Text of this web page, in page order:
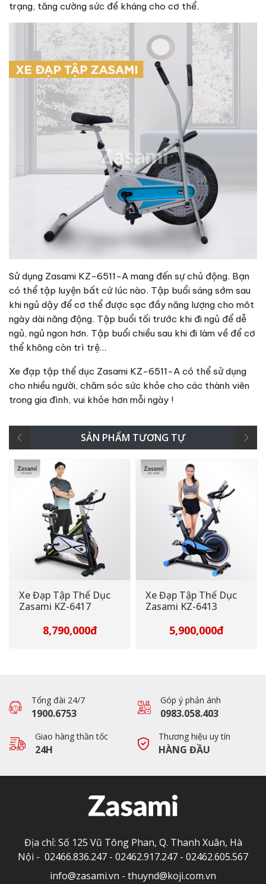
trạng, tăng cường sức đề kháng cho cơ thể.
Sử dụng Zasami KZ-6511-A mang đến sự chủ động. Bạn
có thể tập luyện bất cứ lúc nào. Tập buổi sáng sớm sau
khi ngủ dậy để cơ thể được sạc đầy năng lượng cho môt
ngày dài năng động. Tập buổi tối trước khi đi ngủ để dễ
ngủ, ngủ ngon hơn. Tập buổi chiều sau khi đi làm về để cơ
thể không còn trì trệ…
Xe đạp tập thể dục Zasami KZ-6511-A có thể sử dụng
cho nhiều người, chăm sóc sức khỏe cho các thành viên
trong gia đình, vui khỏe hơn mỗi ngày !
SẢN PHẨM TƯƠNG TỰ
Xe Đạp Tập Thể Dục
Zasami KZ-6417
8,790,000đ
Xe Đạp Tập Thể Dục
Zasami KZ-6413
5,900,000đ
Tổng đài 24/7
1900.6753
Góp ý phản ánh
0983.058.403
Giao hàng thần tốc
24H
Thương hiệu uy tín
HÀNG ĐẦU
Địa chỉ: Số 125 Vũ Tông Phan, Q. Thanh Xuân, Hà
Nội - 02466.836.247 - 02462.917.247 - 02462.605.567
info@zasami.vn - thuynd@koji.com.vn